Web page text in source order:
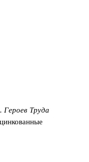
Героев Труда